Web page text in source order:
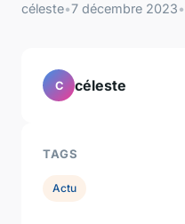
céleste•7 décembre 2023•
C céleste
TAGS
Actu